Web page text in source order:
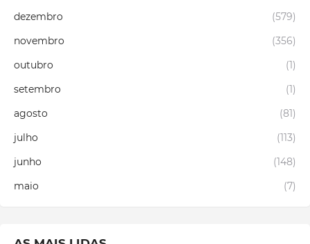
dezembro
(579)
novembro
(356)
outubro
(1)
setembro
(1)
agosto
(81)
julho
(113)
junho
(148)
maio
(7)